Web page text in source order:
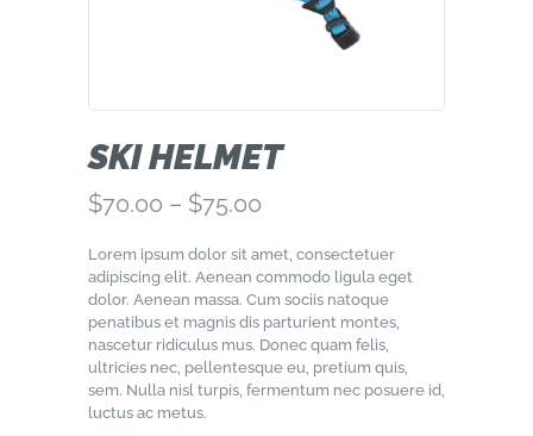
SKI HELMET
$70.00 – $75.00
Lorem ipsum dolor sit amet, consectetuer
adipiscing elit. Aenean commodo ligula eget
dolor. Aenean massa. Cum sociis natoque
penatibus et magnis dis parturient montes,
nascetur ridiculus mus. Donec quam felis,
ultricies nec, pellentesque eu, pretium quis,
sem. Nulla nisl turpis, fermentum nec posuere id,
luctus ac metus.